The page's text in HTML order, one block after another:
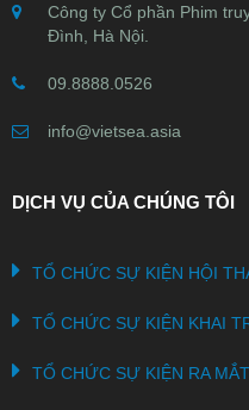
Công ty Cổ phần Phim
Đình, Hà Nội.
09.8888.0526
info@vietsea.asia
DỊCH VỤ CỦA CHÚNG TÔI
TỔ CHỨC SỰ KIỆN HỘI
TỔ CHỨC SỰ KIỆN KHAI
TỔ CHỨC SỰ KIỆN RA MẮT